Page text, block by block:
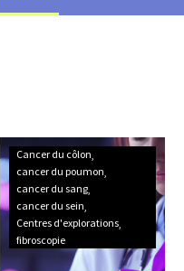
Découvrez
les
Examens
Clés
Détecter
Cancer du côlon
cancer du poumon
cancer du sang
cancer du sein
Centres d'explorations
fibroscopie